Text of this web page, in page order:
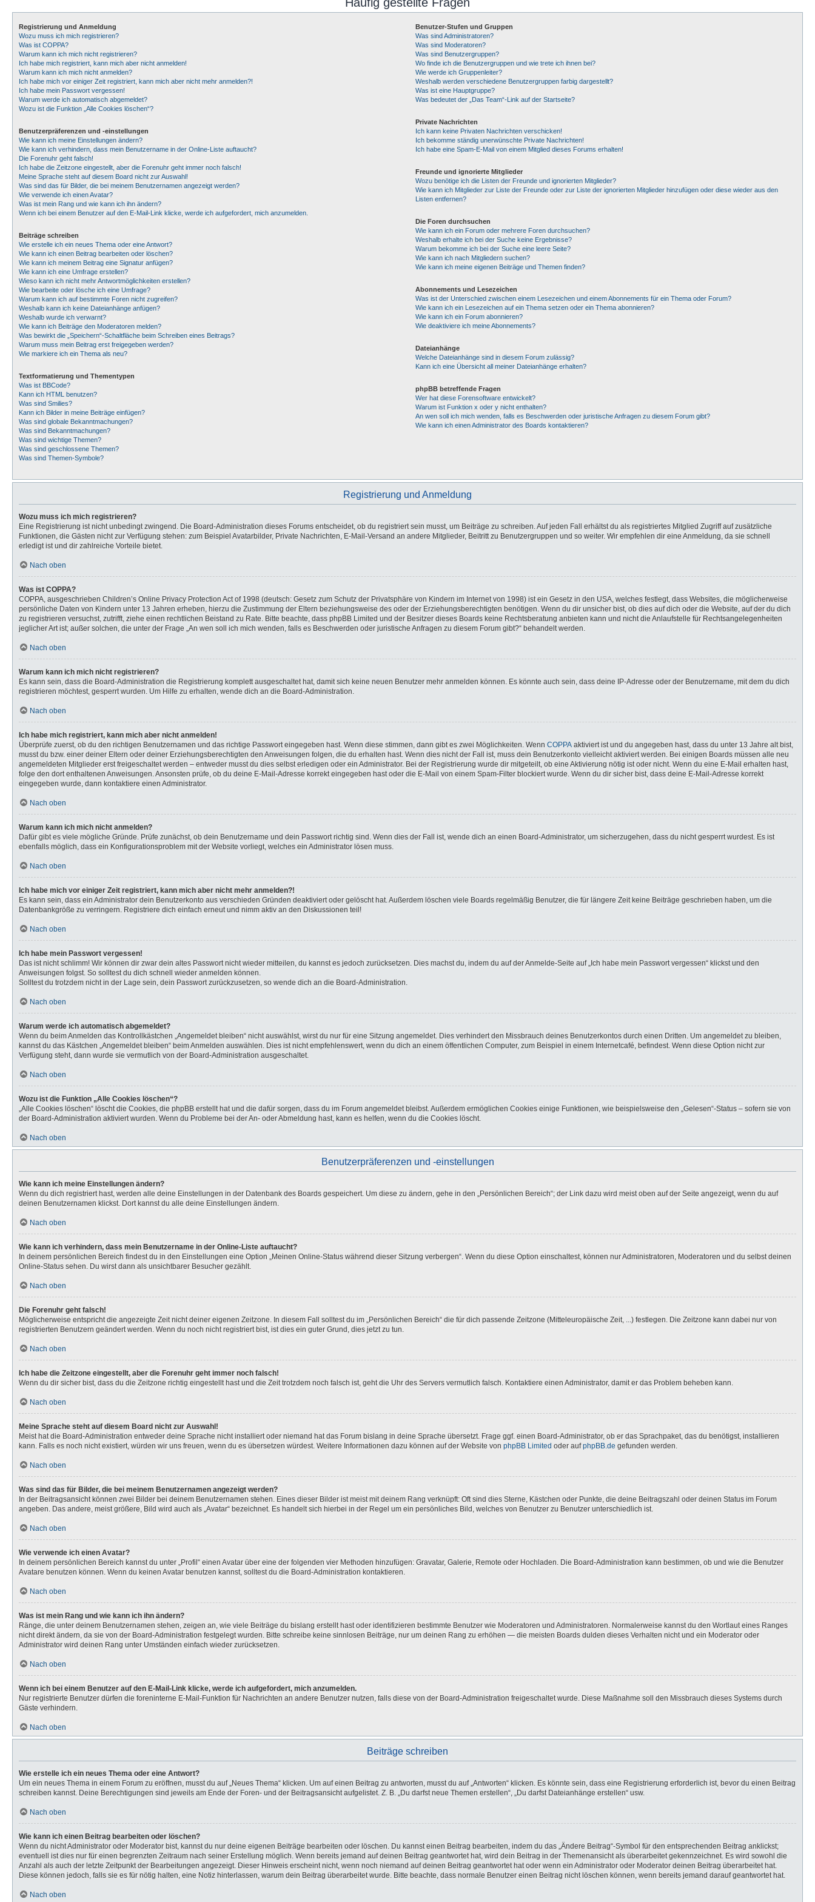
Registrierung und Anmeldung
Wozu muss ich mich registrieren?
Was ist COPPA?
Warum kann ich mich nicht registrieren?
Ich habe mich registriert, kann mich aber nicht anmelden!
Warum kann ich mich nicht anmelden?
Ich habe mich vor einiger Zeit registriert, kann mich aber nicht mehr anmelden?!
Ich habe mein Passwort vergessen!
Warum werde ich automatisch abgemeldet?
Wozu ist die Funktion „Alle Cookies löschen“?
Benutzerpräferenzen und -einstellungen
Wie kann ich meine Einstellungen ändern?
Wie kann ich verhindern, dass mein Benutzername in der Online-Liste auftaucht?
Die Forenuhr geht falsch!
Ich habe die Zeitzone eingestellt, aber die Forenuhr geht immer noch falsch!
Meine Sprache steht auf diesem Board nicht zur Auswahl!
Was sind das für Bilder, die bei meinem Benutzernamen angezeigt werden?
Wie verwende ich einen Avatar?
Was ist mein Rang und wie kann ich ihn ändern?
Wenn ich bei einem Benutzer auf den E-Mail-Link klicke, werde ich aufgefordert, mich anzumelden.
Beiträge schreiben
Wie erstelle ich ein neues Thema oder eine Antwort?
Wie kann ich einen Beitrag bearbeiten oder löschen?
Wie kann ich meinem Beitrag eine Signatur anfügen?
Wie kann ich eine Umfrage erstellen?
Wieso kann ich nicht mehr Antwortmöglichkeiten erstellen?
Wie bearbeite oder lösche ich eine Umfrage?
Warum kann ich auf bestimmte Foren nicht zugreifen?
Weshalb kann ich keine Dateianhänge anfügen?
Weshalb wurde ich verwarnt?
Wie kann ich Beiträge den Moderatoren melden?
Was bewirkt die „Speichern“-Schaltfläche beim Schreiben eines Beitrags?
Warum muss mein Beitrag erst freigegeben werden?
Wie markiere ich ein Thema als neu?
Textformatierung und Thementypen
Was ist BBCode?
Kann ich HTML benutzen?
Was sind Smilies?
Kann ich Bilder in meine Beiträge einfügen?
Was sind globale Bekanntmachungen?
Was sind Bekanntmachungen?
Was sind wichtige Themen?
Was sind geschlossene Themen?
Was sind Themen-Symbole?
Benutzer-Stufen und Gruppen
Was sind Administratoren?
Was sind Moderatoren?
Was sind Benutzergruppen?
Wo finde ich die Benutzergruppen und wie trete ich ihnen bei?
Wie werde ich Gruppenleiter?
Weshalb werden verschiedene Benutzergruppen farbig dargestellt?
Was ist eine Hauptgruppe?
Was bedeutet der „Das Team“-Link auf der Startseite?
Private Nachrichten
Ich kann keine Privaten Nachrichten verschicken!
Ich bekomme ständig unerwünschte Private Nachrichten!
Ich habe eine Spam-E-Mail von einem Mitglied dieses Forums erhalten!
Freunde und ignorierte Mitglieder
Wozu benötige ich die Listen der Freunde und ignorierten Mitglieder?
Wie kann ich Mitglieder zur Liste der Freunde oder zur Liste der ignorierten Mitglieder hinzufügen oder diese wieder aus den
Listen entfernen?
Die Foren durchsuchen
Wie kann ich ein Forum oder mehrere Foren durchsuchen?
Weshalb erhalte ich bei der Suche keine Ergebnisse?
Warum bekomme ich bei der Suche eine leere Seite?
Wie kann ich nach Mitgliedern suchen?
Wie kann ich meine eigenen Beiträge und Themen finden?
Abonnements und Lesezeichen
Was ist der Unterschied zwischen einem Lesezeichen und einem Abonnements für ein Thema oder Forum?
Wie kann ich ein Lesezeichen auf ein Thema setzen oder ein Thema abonnieren?
Wie kann ich ein Forum abonnieren?
Wie deaktiviere ich meine Abonnements?
Dateianhänge
Welche Dateianhänge sind in diesem Forum zulässig?
Kann ich eine Übersicht all meiner Dateianhänge erhalten?
phpBB betreffende Fragen
Wer hat diese Forensoftware entwickelt?
Warum ist Funktion x oder y nicht enthalten?
An wen soll ich mich wenden, falls es Beschwerden oder juristische Anfragen zu diesem Forum gibt?
Wie kann ich einen Administrator des Boards kontaktieren?
Registrierung und Anmeldung
Wozu muss ich mich registrieren?
Eine Registrierung ist nicht unbedingt zwingend. Die Board-Administration dieses Forums entscheidet, ob du registriert sein musst, um Beiträge zu schreiben. Auf jeden Fall erhältst du als registriertes Mitglied Zugriff auf zusätzliche
Funktionen, die Gästen nicht zur Verfügung stehen: zum Beispiel Avatarbilder, Private Nachrichten, E-Mail-Versand an andere Mitglieder, Beitritt zu Benutzergruppen und so weiter. Wir empfehlen dir eine Anmeldung, da sie schnell
erledigt ist und dir zahlreiche Vorteile bietet.
Nach oben
Was ist COPPA?
COPPA, ausgeschrieben Children’s Online Privacy Protection Act of 1998 (deutsch: Gesetz zum Schutz der Privatsphäre von Kindern im Internet von 1998) ist ein Gesetz in den USA, welches festlegt, dass Websites, die möglicherweise
persönliche Daten von Kindern unter 13 Jahren erheben, hierzu die Zustimmung der Eltern beziehungsweise des oder der Erziehungsberechtigten benötigen. Wenn du dir unsicher bist, ob dies auf dich oder die Website, auf der du dich
zu registrieren versuchst, zutrifft, ziehe einen rechtlichen Beistand zu Rate. Bitte beachte, dass phpBB Limited und der Besitzer dieses Boards keine Rechtsberatung anbieten kann und nicht die Anlaufstelle für Rechtsangelegenheiten
jeglicher Art ist; außer solchen, die unter der Frage „An wen soll ich mich wenden, falls es Beschwerden oder juristische Anfragen zu diesem Forum gibt?“ behandelt werden.
Nach oben
Warum kann ich mich nicht registrieren?
Es kann sein, dass die Board-Administration die Registrierung komplett ausgeschaltet hat, damit sich keine neuen Benutzer mehr anmelden können. Es könnte auch sein, dass deine IP-Adresse oder der Benutzername, mit dem du dich
registrieren möchtest, gesperrt wurden. Um Hilfe zu erhalten, wende dich an die Board-Administration.
Nach oben
Ich habe mich registriert, kann mich aber nicht anmelden!
Überprüfe zuerst, ob du den richtigen Benutzernamen und das richtige Passwort eingegeben hast. Wenn diese stimmen, dann gibt es zwei Möglichkeiten. Wenn COPPA aktiviert ist und du angegeben hast, dass du unter 13 Jahre alt bist,
musst du bzw. einer deiner Eltern oder deiner Erziehungsberechtigten den Anweisungen folgen, die du erhalten hast. Wenn dies nicht der Fall ist, muss dein Benutzerkonto vielleicht aktiviert werden. Bei einigen Boards müssen alle neu
angemeldeten Mitglieder erst freigeschaltet werden – entweder musst du dies selbst erledigen oder ein Administrator. Bei der Registrierung wurde dir mitgeteilt, ob eine Aktivierung nötig ist oder nicht. Wenn du eine E-Mail erhalten hast,
folge den dort enthaltenen Anweisungen. Ansonsten prüfe, ob du deine E-Mail-Adresse korrekt eingegeben hast oder die E-Mail von einem Spam-Filter blockiert wurde. Wenn du dir sicher bist, dass deine E-Mail-Adresse korrekt
eingegeben wurde, dann kontaktiere einen Administrator.
Nach oben
Warum kann ich mich nicht anmelden?
Dafür gibt es viele mögliche Gründe. Prüfe zunächst, ob dein Benutzername und dein Passwort richtig sind. Wenn dies der Fall ist, wende dich an einen Board-Administrator, um sicherzugehen, dass du nicht gesperrt wurdest. Es ist
ebenfalls möglich, dass ein Konfigurationsproblem mit der Website vorliegt, welches ein Administrator lösen muss.
Nach oben
Ich habe mich vor einiger Zeit registriert, kann mich aber nicht mehr anmelden?!
Es kann sein, dass ein Administrator dein Benutzerkonto aus verschieden Gründen deaktiviert oder gelöscht hat. Außerdem löschen viele Boards regelmäßig Benutzer, die für längere Zeit keine Beiträge geschrieben haben, um die
Datenbankgröße zu verringern. Registriere dich einfach erneut und nimm aktiv an den Diskussionen teil!
Nach oben
Ich habe mein Passwort vergessen!
Das ist nicht schlimm! Wir können dir zwar dein altes Passwort nicht wieder mitteilen, du kannst es jedoch zurücksetzen. Dies machst du, indem du auf der Anmelde-Seite auf „Ich habe mein Passwort vergessen“ klickst und den
Anweisungen folgst. So solltest du dich schnell wieder anmelden können.
Solltest du trotzdem nicht in der Lage sein, dein Passwort zurückzusetzen, so wende dich an die Board-Administration.
Nach oben
Warum werde ich automatisch abgemeldet?
Wenn du beim Anmelden das Kontrollkästchen „Angemeldet bleiben“ nicht auswählst, wirst du nur für eine Sitzung angemeldet. Dies verhindert den Missbrauch deines Benutzerkontos durch einen Dritten. Um angemeldet zu bleiben,
kannst du das Kästchen „Angemeldet bleiben“ beim Anmelden auswählen. Dies ist nicht empfehlenswert, wenn du dich an einem öffentlichen Computer, zum Beispiel in einem Internetcafé, befindest. Wenn diese Option nicht zur
Verfügung steht, dann wurde sie vermutlich von der Board-Administration ausgeschaltet.
Nach oben
Wozu ist die Funktion „Alle Cookies löschen“?
„Alle Cookies löschen“ löscht die Cookies, die phpBB erstellt hat und die dafür sorgen, dass du im Forum angemeldet bleibst. Außerdem ermöglichen Cookies einige Funktionen, wie beispielsweise den „Gelesen“-Status – sofern sie von
der Board-Administration aktiviert wurden. Wenn du Probleme bei der An- oder Abmeldung hast, kann es helfen, wenn du die Cookies löscht.
Nach oben
Benutzerpräferenzen und -einstellungen
Wie kann ich meine Einstellungen ändern?
Wenn du dich registriert hast, werden alle deine Einstellungen in der Datenbank des Boards gespeichert. Um diese zu ändern, gehe in den „Persönlichen Bereich“; der Link dazu wird meist oben auf der Seite angezeigt, wenn du auf
deinen Benutzernamen klickst. Dort kannst du alle deine Einstellungen ändern.
Nach oben
Wie kann ich verhindern, dass mein Benutzername in der Online-Liste auftaucht?
In deinem persönlichen Bereich findest du in den Einstellungen eine Option „Meinen Online-Status während dieser Sitzung verbergen“. Wenn du diese Option einschaltest, können nur Administratoren, Moderatoren und du selbst deinen
Online-Status sehen. Du wirst dann als unsichtbarer Besucher gezählt.
Nach oben
Die Forenuhr geht falsch!
Möglicherweise entspricht die angezeigte Zeit nicht deiner eigenen Zeitzone. In diesem Fall solltest du im „Persönlichen Bereich“ die für dich passende Zeitzone (Mitteleuropäische Zeit, ...) festlegen. Die Zeitzone kann dabei nur von
registrierten Benutzern geändert werden. Wenn du noch nicht registriert bist, ist dies ein guter Grund, dies jetzt zu tun.
Nach oben
Ich habe die Zeitzone eingestellt, aber die Forenuhr geht immer noch falsch!
Wenn du dir sicher bist, dass du die Zeitzone richtig eingestellt hast und die Zeit trotzdem noch falsch ist, geht die Uhr des Servers vermutlich falsch. Kontaktiere einen Administrator, damit er das Problem beheben kann.
Nach oben
Meine Sprache steht auf diesem Board nicht zur Auswahl!
Meist hat die Board-Administration entweder deine Sprache nicht installiert oder niemand hat das Forum bislang in deine Sprache übersetzt. Frage ggf. einen Board-Administrator, ob er das Sprachpaket, das du benötigst, installieren
kann. Falls es noch nicht existiert, würden wir uns freuen, wenn du es übersetzen würdest. Weitere Informationen dazu können auf der Website von phpBB Limited oder aufphpBB.de gefunden werden.
Nach oben
Was sind das für Bilder, die bei meinem Benutzernamen angezeigt werden?
In der Beitragsansicht können zwei Bilder bei deinem Benutzernamen stehen. Eines dieser Bilder ist meist mit deinem Rang verknüpft: Oft sind dies Sterne, Kästchen oder Punkte, die deine Beitragszahl oder deinen Status im Forum
angeben. Das andere, meist größere, Bild wird auch als „Avatar“ bezeichnet. Es handelt sich hierbei in der Regel um ein persönliches Bild, welches von Benutzer zu Benutzer unterschiedlich ist.
Nach oben
Wie verwende ich einen Avatar?
In deinem persönlichen Bereich kannst du unter „Profil“ einen Avatar über eine der folgenden vier Methoden hinzufügen: Gravatar, Galerie, Remote oder Hochladen. Die Board-Administration kann bestimmen, ob und wie die Benutzer
Avatare benutzen können. Wenn du keinen Avatar benutzen kannst, solltest du die Board-Administration kontaktieren.
Nach oben
Was ist mein Rang und wie kann ich ihn ändern?
Ränge, die unter deinem Benutzernamen stehen, zeigen an, wie viele Beiträge du bislang erstellt hast oder identifizieren bestimmte Benutzer wie Moderatoren und Administratoren. Normalerweise kannst du den Wortlaut eines Ranges
nicht direkt ändern, da sie von der Board-Administration festgelegt wurden. Bitte schreibe keine sinnlosen Beiträge, nur um deinen Rang zu erhöhen — die meisten Boards dulden dieses Verhalten nicht und ein Moderator oder
Administrator wird deinen Rang unter Umständen einfach wieder zurücksetzen.
Nach oben
Wenn ich bei einem Benutzer auf den E-Mail-Link klicke, werde ich aufgefordert, mich anzumelden.
Nur registrierte Benutzer dürfen die foreninterne E-Mail-Funktion für Nachrichten an andere Benutzer nutzen, falls diese von der Board-Administration freigeschaltet wurde. Diese Maßnahme soll den Missbrauch dieses Systems durch
Gäste verhindern.
Nach oben
Beiträge schreiben
Wie erstelle ich ein neues Thema oder eine Antwort?
Um ein neues Thema in einem Forum zu eröffnen, musst du auf „Neues Thema“ klicken. Um auf einen Beitrag zu antworten, musst du auf „Antworten“ klicken. Es könnte sein, dass eine Registrierung erforderlich ist, bevor du einen Beitrag
schreiben kannst. Deine Berechtigungen sind jeweils am Ende der Foren- und der Beitragsansicht aufgelistet. Z. B. „Du darfst neue Themen erstellen“, „Du darfst Dateianhänge erstellen“ usw.
Nach oben
Wie kann ich einen Beitrag bearbeiten oder löschen?
Wenn du nicht Administrator oder Moderator bist, kannst du nur deine eigenen Beiträge bearbeiten oder löschen. Du kannst einen Beitrag bearbeiten, indem du das „Ändere Beitrag“-Symbol für den entsprechenden Beitrag anklickst;
eventuell ist dies nur für einen begrenzten Zeitraum nach seiner Erstellung möglich. Wenn bereits jemand auf deinen Beitrag geantwortet hat, wird dein Beitrag in der Themenansicht als überarbeitet gekennzeichnet. Es wird sowohl die
Anzahl als auch der letzte Zeitpunkt der Bearbeitungen angezeigt. Dieser Hinweis erscheint nicht, wenn noch niemand auf deinen Beitrag geantwortet hat oder wenn ein Administrator oder Moderator deinen Beitrag überarbeitet hat.
Diese können jedoch, falls sie es für nötig halten, eine Notiz hinterlassen, warum dein Beitrag überarbeitet wurde. Bitte beachte, dass normale Benutzer einen Beitrag nicht löschen können, wenn bereits jemand darauf geantwortet hat.
Nach oben